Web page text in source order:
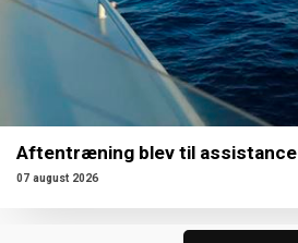
Aftentræning blev til assistance
07 august 2026